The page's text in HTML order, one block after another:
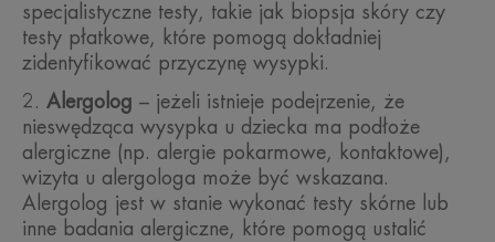
specjalistyczne testy, takie jak biopsja skóry czy
testy płatkowe, które pomogą dokładniej
zidentyfikować przyczynę wysypki.
Alergolog – jeżeli istnieje podejrzenie, że
nieswędząca wysypka u dziecka ma podłoże
alergiczne (np. alergie pokarmowe, kontaktowe),
wizyta u alergologa może być wskazana.
Alergolog jest w stanie wykonać testy skórne lub
inne badania alergiczne, które pomogą ustalić